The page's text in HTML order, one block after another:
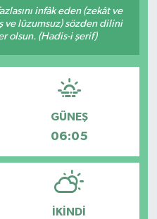
infâk eden (zekât ve
ve lüzumsuz) sözden dilini
olsun. (Hadis-i şerif)
GÜNEŞ
06:05
İKINDI